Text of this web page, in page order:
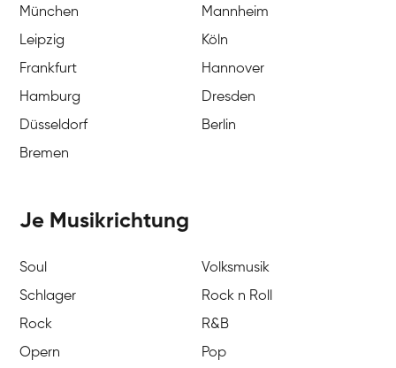
München
Mannheim
Leipzig
Köln
Frankfurt
Hannover
Hamburg
Dresden
Düsseldorf
Berlin
Bremen
Je Musikrichtung
Soul
Volksmusik
Schlager
Rock n Roll
Rock
R&B
Opern
Pop